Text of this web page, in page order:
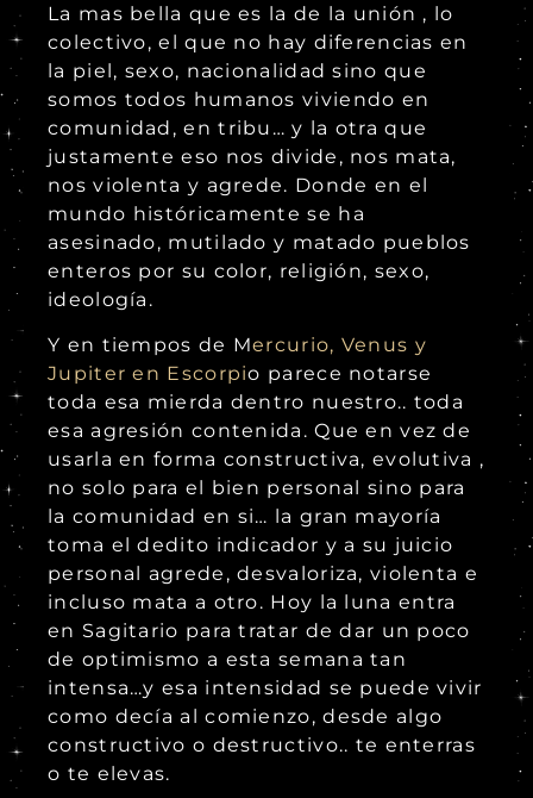
La mas bella que es la de la unión , lo
colectivo, el que no hay diferencias en
la piel, sexo, nacionalidad sino que
somos todos humanos viviendo en
comunidad, en tribu… y la otra que
justamente eso nos divide, nos mata,
nos violenta y agrede. Donde en el
mundo históricamente se ha
asesinado, mutilado y matado pueblos
enteros por su color, religión, sexo,
ideología.
Y en tiempos de Mercurio, Venus y
Jupiter en Escorpio parece notarse
toda esa mierda dentro nuestro.. toda
esa agresión contenida. Que en vez de
usarla en forma constructiva, evolutiva ,
no solo para el bien personal sino para
la comunidad en si… la gran mayoría
toma el dedito indicador y a su juicio
personal agrede, desvaloriza, violenta e
incluso mata a otro. Hoy la luna entra
en Sagitario para tratar de dar un poco
de optimismo a esta semana tan
intensa…y esa intensidad se puede vivir
como decía al comienzo, desde algo
constructivo o destructivo.. te enterras
o te elevas.